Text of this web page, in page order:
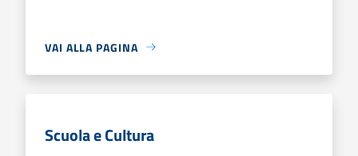
VAI ALLA PAGINA
Scuola e Cultura